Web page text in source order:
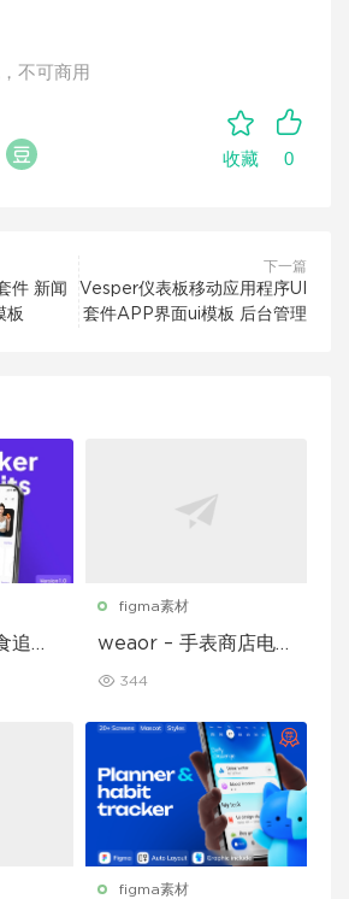
不可商用
收藏 0
件 新闻
板
下一篇
Vesper仪表板移动应用程序UI
套件APP界面ui模板 后台管理
追踪
figma素材
weaor – 手表商店电子
344
figma素材